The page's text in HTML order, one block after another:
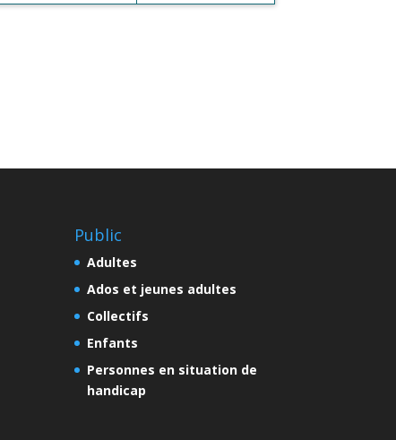
Public
Adultes
Ados et jeunes adultes
Collectifs
Enfants
Personnes en situation de
handicap